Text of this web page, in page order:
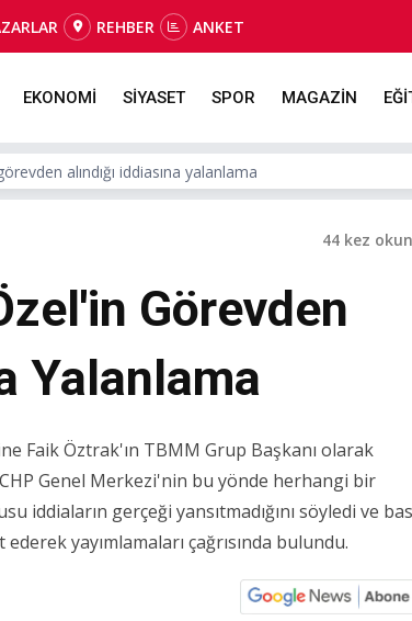
REHBER ANKET
EKONOMİ SİYASET SPOR MAGAZİN
alındığı iddiasına yalanlama
44 kez
Görevden
Yalanlama
Faik Öztrak'ın TBMM Grup Başkanı olarak
Genel Merkezi'nin bu yönde herhangi bir
iddiaların gerçeği yansıtmadığını söyledi ve
yayımlamaları çağrısında bulundu.